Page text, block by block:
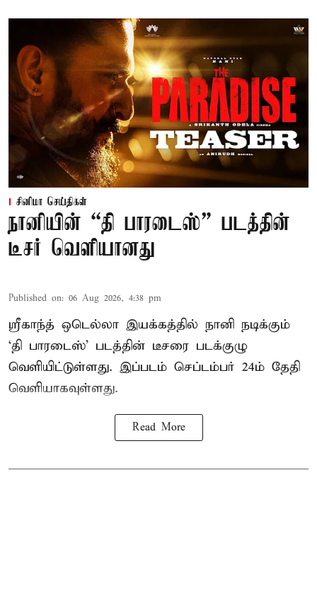
சினிமா செய்திகள்
நானியின் “தி பாரடைஸ்” படத்தின்
டீசர் வெளியானது
Published on: 06 Aug 2026, 4:38 pm
ஸ்ரீகாந்த் ஒடெல்லா இயக்கத்தில் நானி நடிக்கும்
‘தி பாரடைஸ்’ படத்தின் டீசரை படக்குழு
வெளியிட்டுள்ளது. இப்படம் செப்டம்பர் 24ம் தேதி
வெளியாகவுள்ளது.
Read More